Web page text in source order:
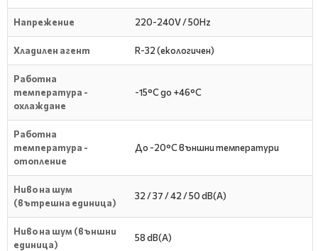
Напрежение 220-240V / 50Hz
Хладилен агент R-32 (екологичен)
Работна
температура -
охлаждане
-15°C до +46°C
Работна
температура -
отопление
До -20°C външни температури
Ниво на шум
(вътрешна единица)
32 / 37 / 42 / 50 dB(A)
Ниво на шум (външни
единица)
58 dB(A)